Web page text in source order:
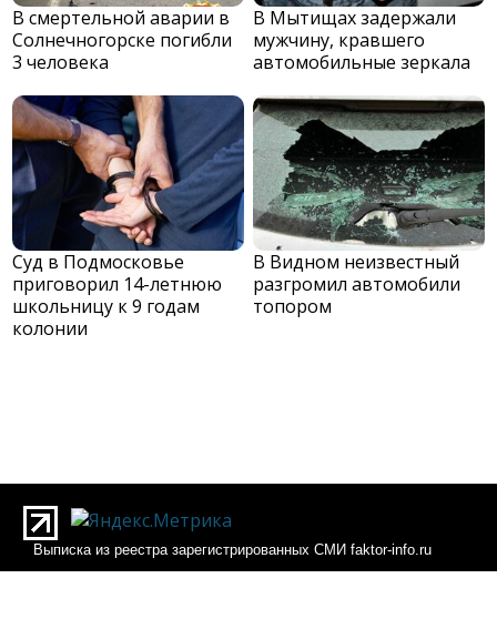
В смертельной аварии в
Солнечногорске погибли
3 человека
В Мытищах задержали
мужчину, кравшего
автомобильные зеркала
Суд в Подмосковье
приговорил 14-летнюю
школьницу к 9 годам
колонии
В Видном неизвестный
разгромил автомобили
топором
Выписка из реестра зарегистрированных СМИ faktor-info.ru